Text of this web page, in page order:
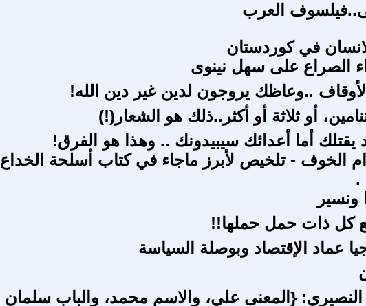
العرب
في كوردستان
الصراع على سهل نينوى
..وعاظك يروجون لدين غير دين الله!
أو ثلاثة أو أكثر..ذلك هو الشعار(!)
يقتلك أما أعدائك سيبيدونك .. وهذا هو الفرق!
الخوف - تلخيص لأبرز ماجاء في كتاب أسلحة الخداع
.
ونسير
كل ذات حمل حملها!!
عماد الإقتصاد وبوصلة السياسة
النصيري: {المعنى علي، والاسم محمد، والباب سلمان